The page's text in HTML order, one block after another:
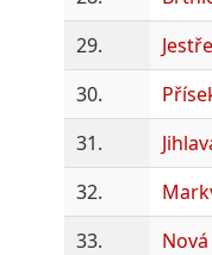
29.
30.
31.
32.
33.
Nová